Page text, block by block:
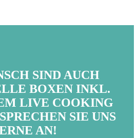
SIND AUCH
BOXEN INKL.
LIVE COOKING
SIE UNS
AN!